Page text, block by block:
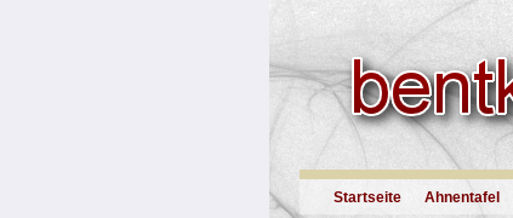
Startseite Ahnentafel